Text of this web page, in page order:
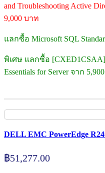
and Troubleshooting Active
9,000 บาท
แลกซื้อ Microsoft SQL
พิเศษ แลกซื้อ [CXED1CSAA]
Essentials for Server จาก
DELL EMC PowerEdge
฿51,277.00